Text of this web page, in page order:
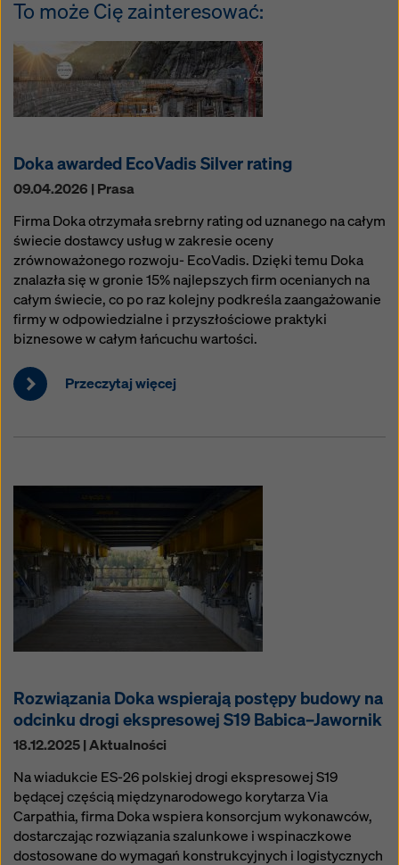
To może Cię zainteresować:
Doka awarded EcoVadis Silver rating
09.04.2026 | Prasa
Firma Doka otrzymała srebrny rating od uznanego na całym
świecie dostawcy usług w zakresie oceny
zrównoważonego rozwoju- EcoVadis. Dzięki temu Doka
znalazła się w gronie 15% najlepszych firm ocenianych na
całym świecie, co po raz kolejny podkreśla zaangażowanie
firmy w odpowiedzialne i przyszłościowe praktyki
biznesowe w całym łańcuchu wartości.
Przeczytaj więcej
Rozwiązania Doka wspierają postępy budowy na
odcinku drogi ekspresowej S19 Babica–Jawornik
18.12.2025 | Aktualności
Na wiadukcie ES-26 polskiej drogi ekspresowej S19
będącej częścią międzynarodowego korytarza Via
Carpathia, firma Doka wspiera konsorcjum wykonawców,
dostarczając rozwiązania szalunkowe i wspinaczkowe
dostosowane do wymagań konstrukcyjnych i logistycznych